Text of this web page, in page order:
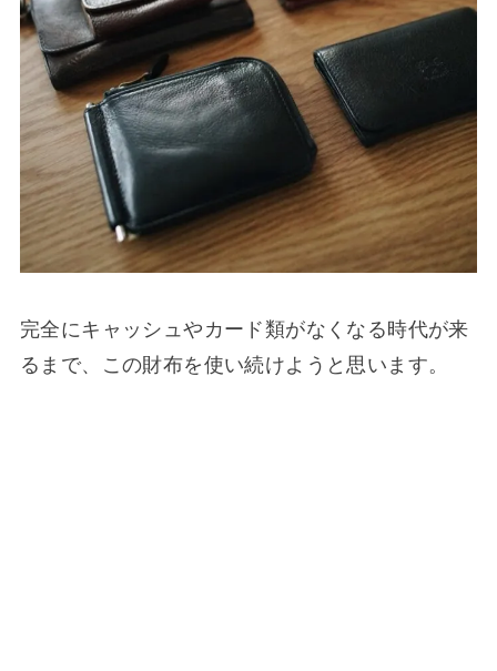
完全にキャッシュやカード類がなくなる時代が来
るまで、この財布を使い続けようと思います。